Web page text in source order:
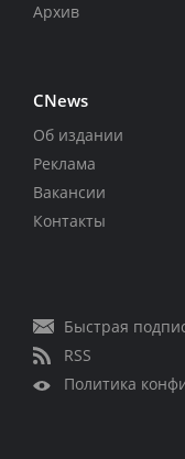
Архив
CNews
Об издании
Реклама
Вакансии
Контакты
Быстрая
RSS
Политика